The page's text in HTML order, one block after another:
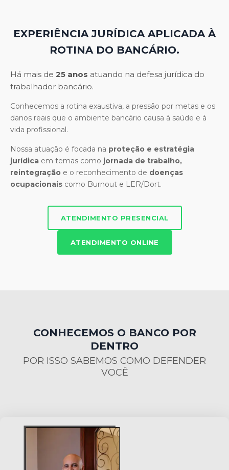
EXPERIÊNCIA JURÍDICA APLICADA À
ROTINA DO BANCÁRIO.
Há mais de 25 anos atuando na defesa jurídica do
trabalhador bancário.
Conhecemos a rotina exaustiva, a pressão por metas e os
danos reais que o ambiente bancário causa à saúde e à
vida profissional.
Nossa atuação é focada na proteção e estratégia
jurídica em temas como jornada de trabalho,
reintegração e o reconhecimento de doenças
ocupacionais como Burnout e LER/Dort.
ATENDIMENTO PRESENCIAL
ATENDIMENTO ONLINE
CONHECEMOS O BANCO POR
DENTRO
POR ISSO SABEMOS COMO DEFENDER
VOCÊ